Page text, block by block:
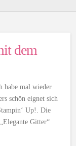
dem
habe mal wieder
schön eignet sich
Up!. Die
Gitter“